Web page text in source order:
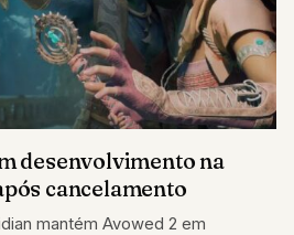
desenvolvimento na
cancelamento
mantém Avowed 2 em